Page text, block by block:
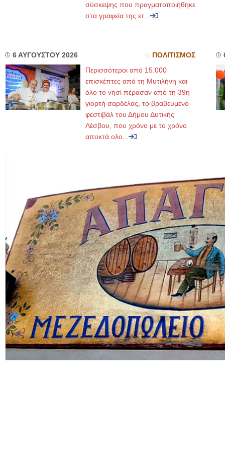
σύσκεψης που πραγματοποιήθηκε
στα γραφεία της ετ...
6 ΑΥΓΟΥΣΤΟΥ 2026 ΠΟΛΙΤΙΣΜΟΣ
Περισσότεροι από 15.000
επισκέπτες από τη Μυτιλήνη και
όλο το νησί πέρασαν από τη 39η
γιορτή σαρδέλας, το βραβευμένο
φεστιβάλ του Δήμου Δυτικής
Λέσβου, που χρόνο με το χρόνο
αποκτά ολο...